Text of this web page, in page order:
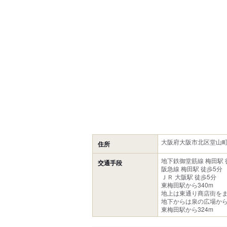
住所 大阪府大阪市北区堂山
交通手段
地下鉄御堂筋線 梅田駅
阪急線 梅田駅 徒歩5分
ＪＲ 大阪駅 徒歩5分
東梅田駅から340m
地上は東通り商店街を
地下からは泉の広場か
東梅田駅から324m